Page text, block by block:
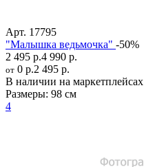
Арт. 17795
"Малышка ведьмочка" -50%
2 495 р.4 990 р.
от 0 р.2 495 р.
В наличии на маркетплейсах
Размеры: 98 см
4